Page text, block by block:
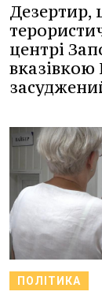
Дезертир,
центрі
вказівкою
ПОЛІТИКА